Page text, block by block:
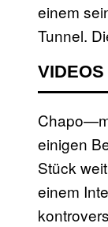
einem
Tunnel.
einigen
Stück
einem